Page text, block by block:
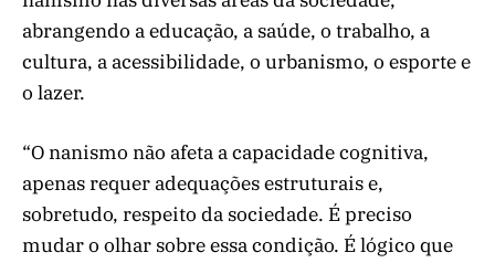
abrangendo a educação, a saúde, o trabalho, a
cultura, a acessibilidade, o urbanismo, o esporte e
o lazer.
“O nanismo não afeta a capacidade cognitiva,
apenas requer adequações estruturais e,
sobretudo, respeito da sociedade. É preciso
mudar o olhar sobre essa condição. É lógico que